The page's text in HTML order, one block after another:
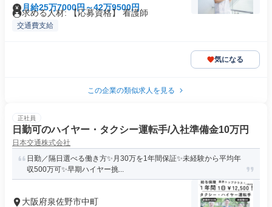
月給25万7000円～42万9500円
求める人材: 【応募資格】 看護師
交通費支給
気になる
この企業の類似求人を見る
正社員
日勤可のハイヤー・タクシー運転手/入社準備金10万円
日本交通株式会社
日勤／隔日選べる働き方✨月30万を1年間保証✨未経験から平均年
収500万可✨早期ハイヤー挑...
大阪府泉佐野市中町